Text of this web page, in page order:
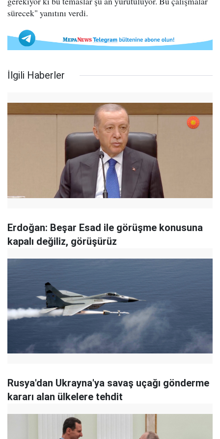
sürecek" yanıtını verdi.
İlgili Haberler
Erdoğan: Beşar Esad ile görüşme konusuna
kapalı değiliz, görüşürüz
Rusya'dan Ukrayna'ya savaş uçağı gönderme
kararı alan ülkelere tehdit